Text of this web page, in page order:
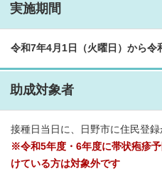
実施期間
令和7年4月1日（火曜日）から令
助成対象者
接種日当日に、日野市に住民登
※令和5年度・6年度に帯状疱疹
けている方は対象外です